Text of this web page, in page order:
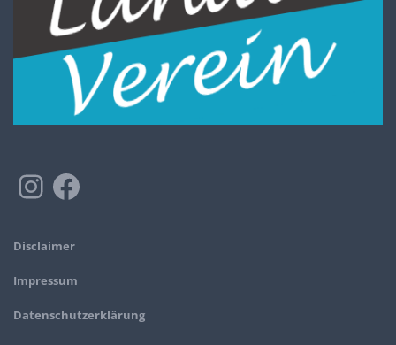
Disclaimer
Impressum
Datenschutzerklärung